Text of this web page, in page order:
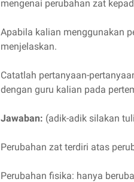
mengenai perubahan zat
Apabila kalian menggunakan
menjelaskan.
Catatlah pertanyaan-
dengan guru kalian pada
Jawaban: (adik-adik silakan
Perubahan zat terdiri atas
Perubahan fisika: hanya